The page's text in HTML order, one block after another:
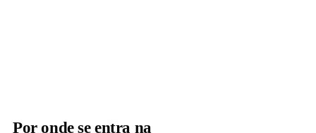
Por onde se entra na